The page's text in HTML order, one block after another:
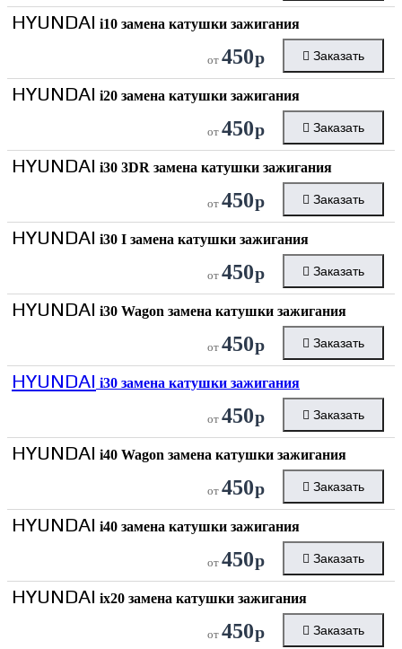
HYUNDAI i10 замена катушки зажигания
от 450р Заказать
HYUNDAI i20 замена катушки зажигания
от 450р Заказать
HYUNDAI i30 3DR замена катушки зажигания
от 450р Заказать
HYUNDAI i30 I замена катушки зажигания
от 450р Заказать
HYUNDAI i30 Wagon замена катушки зажигания
от 450р Заказать
HYUNDAI i30 замена катушки зажигания
от 450р Заказать
HYUNDAI i40 Wagon замена катушки зажигания
от 450р Заказать
HYUNDAI i40 замена катушки зажигания
от 450р Заказать
HYUNDAI ix20 замена катушки зажигания
от 450р Заказать